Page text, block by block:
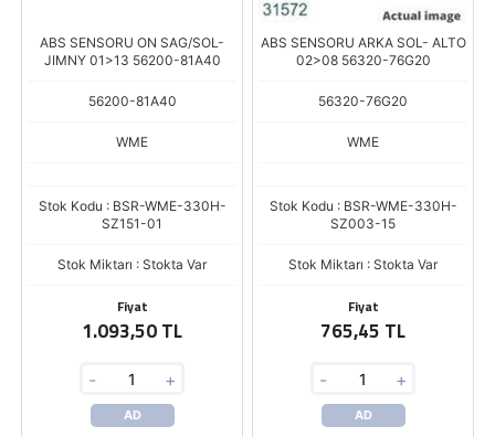
ABS SENSORU ON SAG/SOL-
JIMNY 01>13 56200-81A40
56200-81A40
WME
Stok Kodu : BSR-WME-330H-
SZ151-01
Stok Miktarı : Stokta Var
Fiyat
1.093,50 TL
- +
AD
ABS SENSORU ARKA SOL- ALTO
02>08 56320-76G20
56320-76G20
WME
Stok Kodu : BSR-WME-330H-
SZ003-15
Stok Miktarı : Stokta Var
Fiyat
765,45 TL
- +
AD